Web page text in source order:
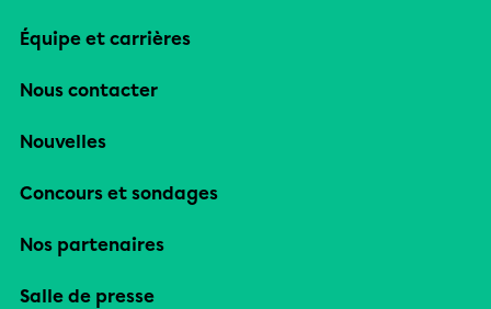
Équipe et carrières
Nous contacter
Nouvelles
Concours et sondages
Nos partenaires
Salle de presse